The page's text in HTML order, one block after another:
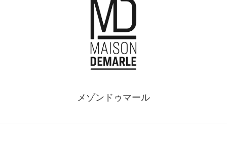
メゾンドゥマール